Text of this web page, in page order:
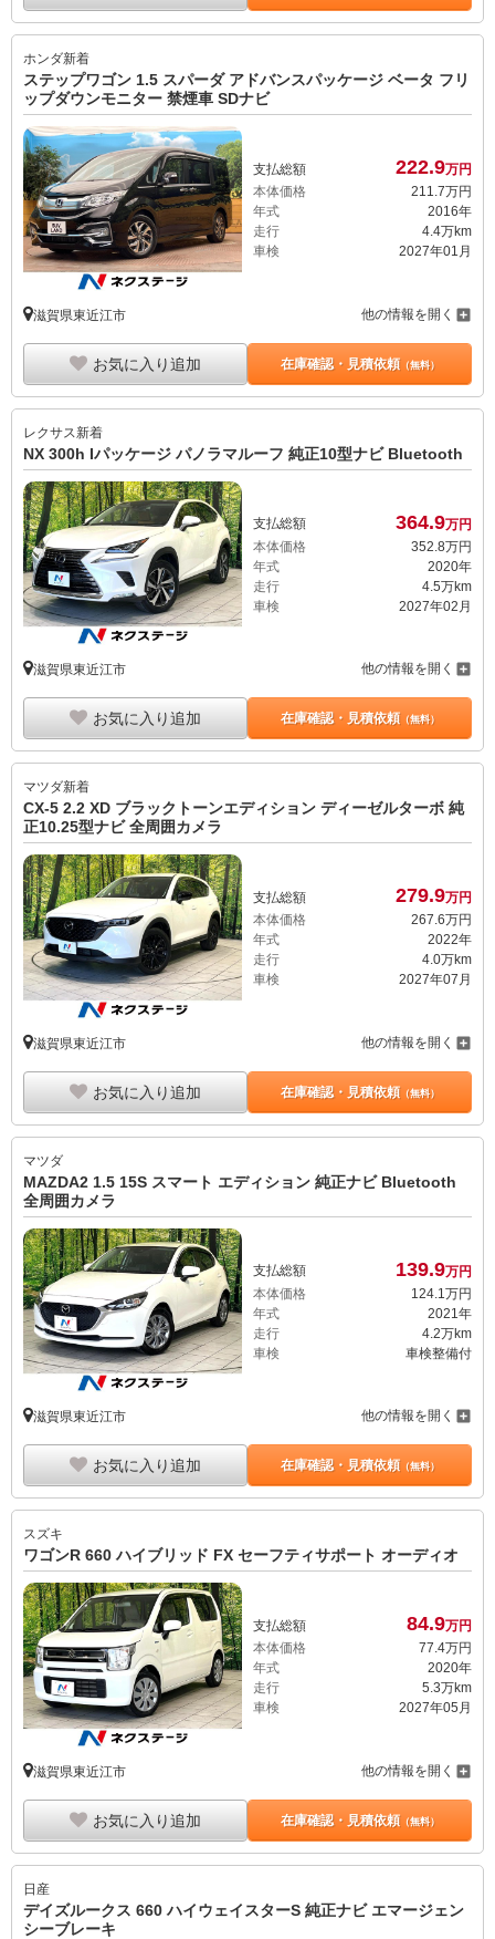
ホンダ新着
ステップワゴン 1.5 スパーダ アドバンスパッケージ ベータ フリ
ップダウンモニター 禁煙車 SDナビ
支払総額 222.9万円
本体価格
211.7万円
年式
2016年
走行
4.4万km
車検
2027年01月
滋賀県東近江市 他の情報を開く
お気に入り追加 在庫確認・見積依頼（無料）
レクサス新着
NX 300h Iパッケージ パノラマルーフ 純正10型ナビ Bluetooth
支払総額 364.9万円
本体価格
352. 8万円
年式
2020年
走行
4.5万km
車検
2027年02月
滋賀県東近江市 他の情報を開く
お気に入り追加 在庫確認・見積依頼（無料）
マツダ新着
CX-5 2.2 XD ブラックトーンエディション ディーゼルターボ 純
正10.25型ナビ 全周囲カメラ
支払総額 279.9万円
本体価格
267.6万円
年式
2022年
走行
4.0万km
車検
2027年07月
滋賀県東近江市 他の情報を開く
お気に入り追加 在庫確認・見積依頼（無料）
マツダ
MAZDA2 1.5 15S スマート エディション 純正ナビ Bluetooth
全周囲カメラ
支払総額 139.9万円
本体価格
124. 1 万円
年式
2021年
走行
4.2万km
車検
車検整備付
滋賀県東近江市 他の情報を開く
お気に入り追加 在庫確認・見積依頼（無料）
スズキ
ワゴンR 660 ハイブリッド FX セーフティサポート オーディオ
支払総額 84.9万円
本体価格
77.4万円
年式
2020年
走行
5.3万km
車検
2027年05月
滋賀県東近江市 他の情報を開く
お気に入り追加 在庫確認・見積依頼（無料）
日産
デイズルークス 660 ハイウェイスターS 純正ナビ エマージェン
シーブレーキ